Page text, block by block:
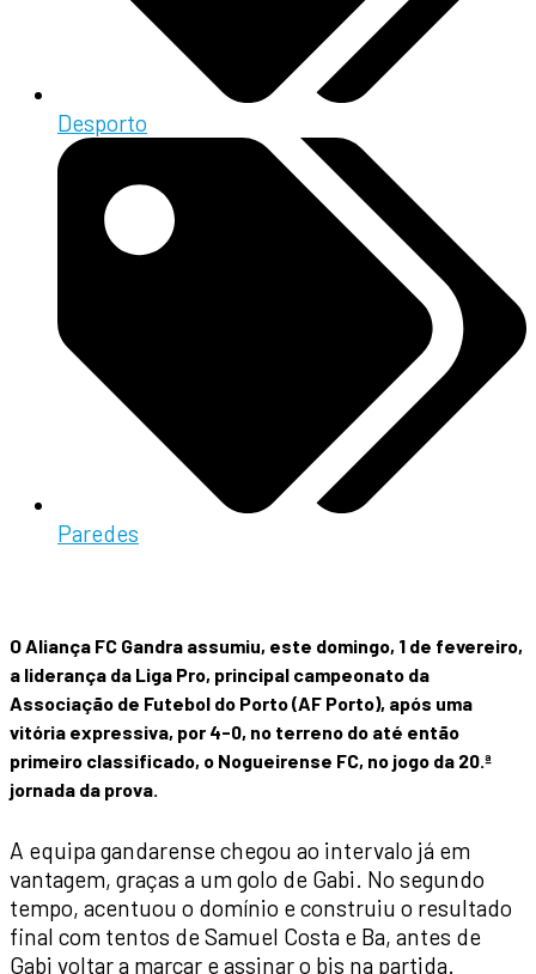
Desporto
Paredes
O Aliança FC Gandra assumiu, este domingo, 1 de fevereiro,
a liderança da Liga Pro, principal campeonato da
Associação de Futebol do Porto (AF Porto), após uma
vitória expressiva, por 4-0, no terreno do até então
primeiro classificado, o Nogueirense FC, no jogo da 20.ª
jornada da prova.
A equipa gandarense chegou ao intervalo já em
vantagem, graças a um golo de Gabi. No segundo
tempo, acentuou o domínio e construiu o resultado
final com tentos de Samuel Costa e Ba, antes de
Gabi voltar a marcar e assinar o bis na partida.